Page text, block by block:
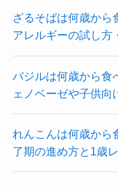
ざるそばは何歳から
アレルギーの試し方
バジルは何歳から食
ェノベーゼや子供向
れんこんは何歳から
了期の進め方と1歳